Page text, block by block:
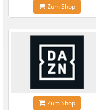
Zum Shop
Zum Shop